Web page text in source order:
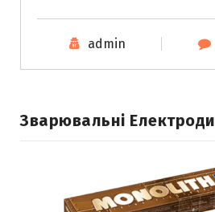
admin
Зварювальні Електроди